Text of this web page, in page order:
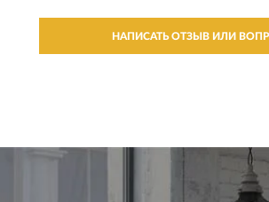
НАПИСАТЬ ОТЗЫВ ИЛИ